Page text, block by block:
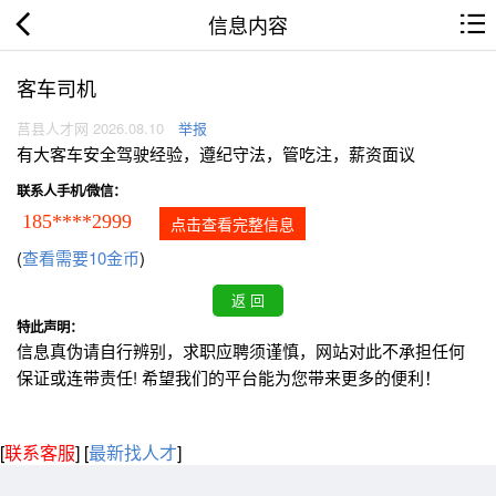
信息内容
客车司机
莒县人才网 2026.08.10 举报
有大客车安全驾驶经验，遵纪守法，管吃注，薪资面议
联系人手机/微信：
185****2999 点击查看完整信息
(查看需要10金币)
特此声明：
信息真伪请自行辨别，求职应聘须谨慎，网站对此不承担任何
保证或连带责任! 希望我们的平台能为您带来更多的便利！
[联系客服] [最新找人才]